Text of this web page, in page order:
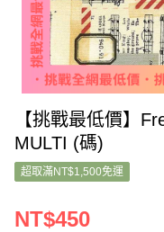
【挑戰最低價】
MULTI (碼)
超取滿NT$1,500免運
NT$450